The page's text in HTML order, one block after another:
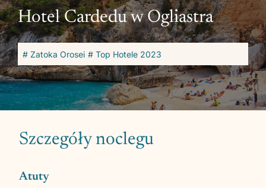
Hotel Cardedu w Ogliastra
# Zatoka Orosei # Top Hotele 2023
Szczegóły noclegu
Atuty